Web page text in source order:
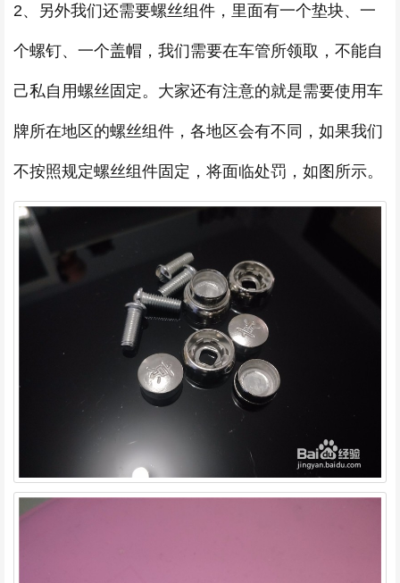
2、另外我们还需要螺丝组件，里面有一个垫块、一
个螺钉、一个盖帽，我们需要在车管所领取，不能自
己私自用螺丝固定。大家还有注意的就是需要使用车
牌所在地区的螺丝组件，各地区会有不同，如果我们
不按照规定螺丝组件固定，将面临处罚，如图所示。